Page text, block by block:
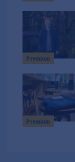
Premium
Premium